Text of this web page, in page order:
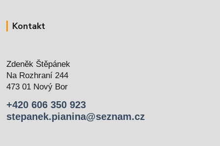
Kontakt
Zdeněk Štěpánek
Na Rozhraní 244
473 01 Nový Bor
+420 606 350 923
stepanek.pianina@seznam.cz